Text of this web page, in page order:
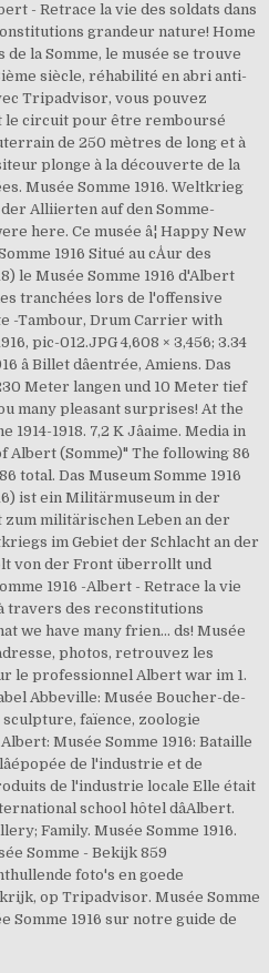
- Retrace la vie des soldats dans
grandeur nature! Home
de la Somme, le musée se trouve
siècle, réhabilité en abri anti-
Tripadvisor, vous pouvez
le circuit pour être remboursé
de 250 mètres de long et à
plonge à la découverte de la
Musée Somme 1916. Weltkrieg
Alliierten auf den Somme-
here. Ce musée â¦ Happy New
1916 Situé au cÅur des
le Musée Somme 1916 d'Albert
tranchées lors de l'offensive
-Tambour, Drum Carrier with
pic-012.JPG 4,608 × 3,456; 3.34
Billet dâentrée, Amiens. Das
Meter langen und 10 Meter tief
many pleasant surprises! At the
1918. 7,2 K Jâaime. Media in
Albert (Somme)" The following 86
total. Das Museum Somme 1916
ist ein Militärmuseum in der
militärischen Leben an der
im Gebiet der Schlacht an der
von der Front überrollt und
1916 -Albert - Retrace la vie
travers des reconstitutions
we have many frien... ds! Musée
photos, retrouvez les
le professionnel Albert war im 1.
Abbeville: Musée Boucher-de-
faïence, zoologie
Musée Somme 1916: Bataille
de l'industrie et de
de l'industrie locale Elle était
school hôtel dâAlbert.
Family. Musée Somme 1916.
Somme - Bekijk 859
foto's en goede
op Tripadvisor. Musée Somme
Somme 1916 sur notre guide de